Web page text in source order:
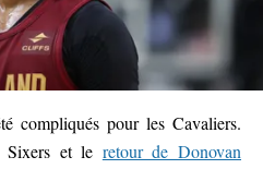
compliqués pour les Cavaliers.
Sixers et le retour de Donovan